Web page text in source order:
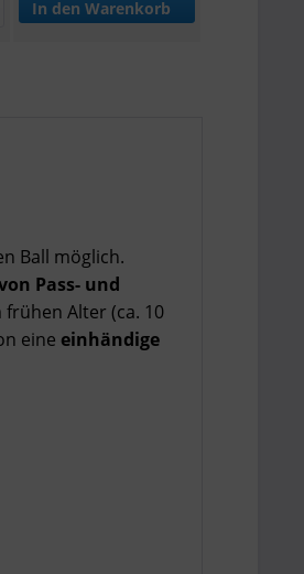
In den Warenkorb
Ball möglich.
Pass- und
frühen Alter (ca. 10
eine einhändige